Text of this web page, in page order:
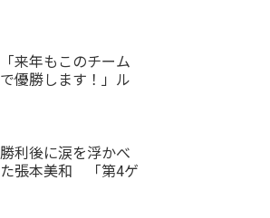
ードに
「来年もこのチーム
で優勝します！」ル
通信制卓球大会＞
勝利後に涙を浮かべ
た張本美和 「第4ゲ